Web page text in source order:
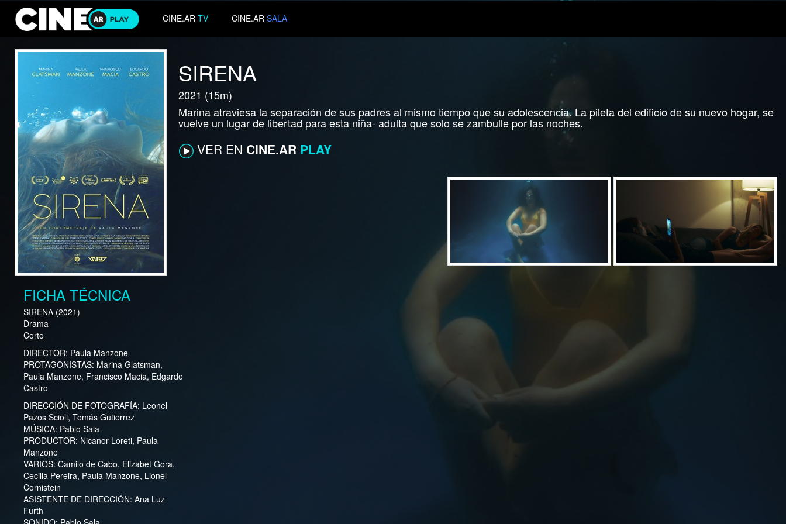
CINE.ARTV CINE.ARSALA
SIRENA
2021 (15m)
Marina atraviesa la separación de sus padres al mismo tiempo que su adolescencia. La pileta del edificio de su nuevo hogar, se
vuelve un lugar de libertad para esta niña- adulta que solo se zambulle por las noches.
VER EN CINE.AR PLAY
FICHA TÉCNICA
SIRENA (2021)
Drama
Corto
DIRECTOR: Paula Manzone
PROTAGONISTAS: Marina Glatsman,
Paula Manzone, Francisco Macia, Edgardo
Castro
DIRECCIÓN DE FOTOGRAFÍA: Leonel
Pazos Scioli, Tomás Gutierrez
MÚSICA: Pablo Sala
PRODUCTOR: Nicanor Loreti, Paula
Manzone
VARIOS: Camilo de Cabo, Elizabet Gora,
Cecilia Pereira, Paula Manzone, Lionel
Cornistein
ASISTENTE DE DIRECCIÓN: Ana Luz
Furth